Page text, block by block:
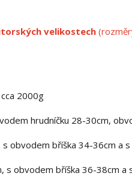
velikostech
2000g
hrudníčku 28-30cm,
obvodem bříška 34-36cm a
s obvodem bříška 36-38cm a